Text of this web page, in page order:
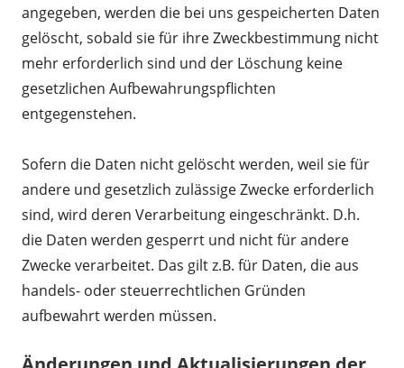
angegeben, werden die bei uns gespeicherten Daten
gelöscht, sobald sie für ihre Zweckbestimmung nicht
mehr erforderlich sind und der Löschung keine
gesetzlichen Aufbewahrungspflichten
entgegenstehen.
Sofern die Daten nicht gelöscht werden, weil sie für
andere und gesetzlich zulässige Zwecke erforderlich
sind, wird deren Verarbeitung eingeschränkt. D.h.
die Daten werden gesperrt und nicht für andere
Zwecke verarbeitet. Das gilt z.B. für Daten, die aus
handels- oder steuerrechtlichen Gründen
aufbewahrt werden müssen.